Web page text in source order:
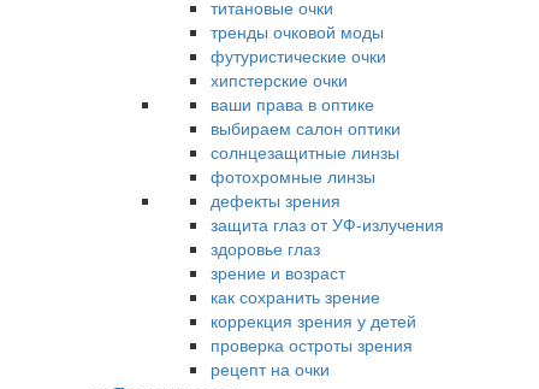
титановые очки
тренды очковой моды
футуристические очки
хипстерские очки
ваши права в оптике
выбираем салон оптики
солнцезащитные линзы
фотохромные линзы
дефекты зрения
защита глаз от УФ-излучения
здоровье глаз
зрение и возраст
как сохранить зрение
коррекция зрения у детей
проверка остроты зрения
рецепт на очки